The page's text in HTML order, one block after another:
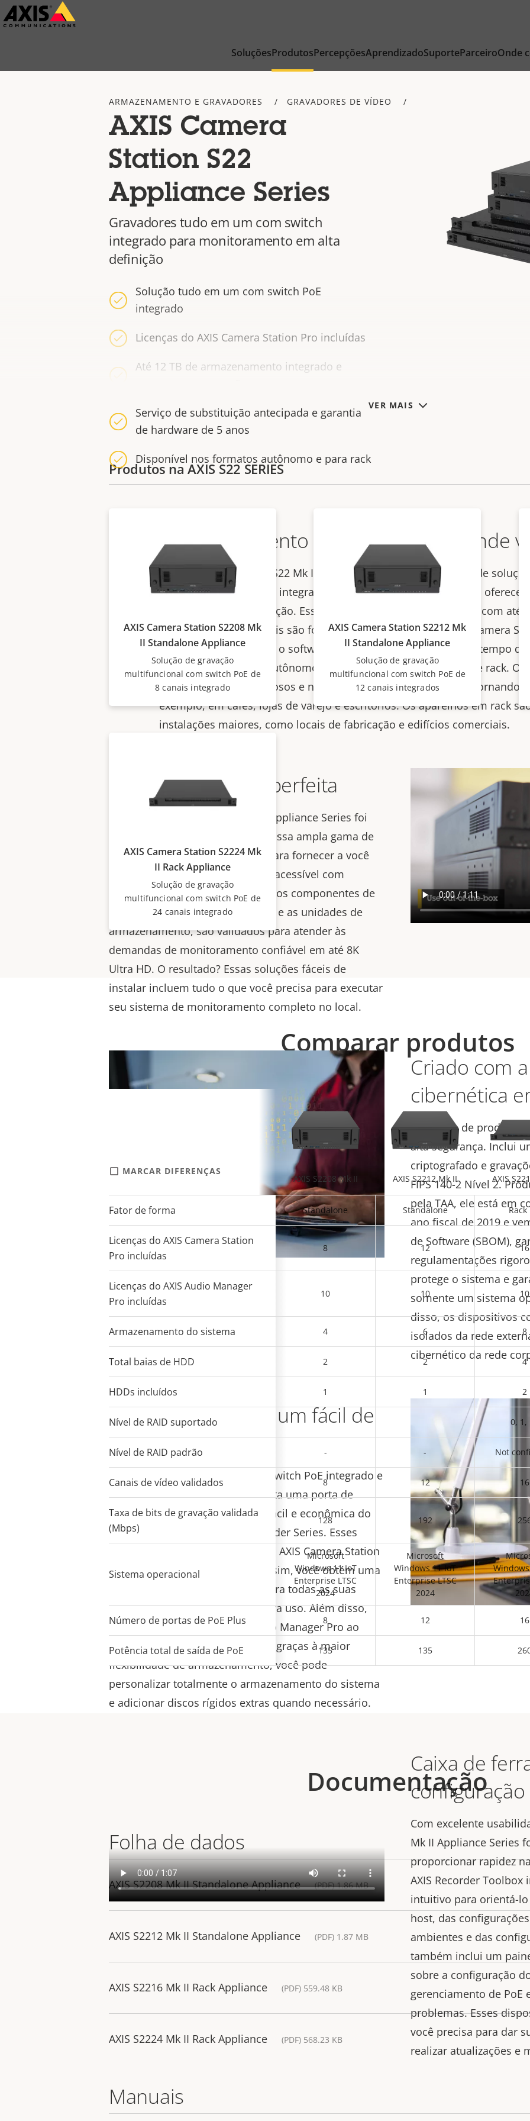
Pular
para
SoluçõesProdutosPercepçõesAprendizadoSuporteParceiroOnde
ARMAZENAMENTO E GRAVADORES GRAVADORES DE VÍDEO
VER MAIS
AXIS Camera
Station S22
Appliance Series
Gravadores tudo em um com switch
integrado para monitoramento em alta
definição
Solução tudo em um com switch PoE
integrado
Licenças do AXIS Camera Station Pro incluídas
Até 12 TB de armazenamento integrado e
Serviço de substituição antecipada e garantia
de hardware de 5 anos
Disponível nos formatos autônomo e para rack
Monitoramento de alta definição onde
A AXIS Camera Station S22 Mk II Appliance Series é uma família de
em um com switch PoE integrado gerenciável desenvolvido para oferecer
confiável em alta definição. Esses gravadores de fácil instalação com até
armazenamento flexíveis são fornecidos com licenças do AXIS Camera
configurados com todo o software necessário para minimizar o tempo de
inclui dois aparelhos autônomos compactos e dois aparelhos de rack. Os
autônomos são silenciosos e não perturbam a operação local, tornando-
exemplo, em cafés, lojas de varejo e escritórios. Os aparelhos em rack
instalações maiores, como locais de fabricação e edifícios comerciais.
Uma combinação perfeita
A AXIS Camera Station S22 Mk II Appliance Series foi
exaustivamente testada com a nossa ampla gama de
produtos com a qualidade Axis para fornecer a você
uma solução de ponta-a-ponta e acessível com
confiabilidade inigualável. Todos os componentes de
hardware, incluindo o switch PoE e as unidades de
armazenamento, são validados para atender às
demandas de monitoramento confiável em até 8K
Ultra HD. O resultado? Essas soluções fáceis de
instalar incluem tudo o que você precisa para executar
seu sistema de monitoramento completo no local.
Criado com
cibernética
Esta série de produtos
alta segurança. Inclui
criptografado e
FIPS 140-2 Nível 2.
pela TAA, ele está em
ano fiscal de 2019 e
de Software (SBOM),
regulamentações
protege o sistema e
somente um sistema
disso, os dispositivos
isolados da rede
cibernético da rede
Gravador tudo em um fácil de
instalar
AXIS S22 Mk II Series possui um switch PoE integrado e
gerenciado. Ele também apresenta uma porta de
uplink adicional para expansão fácil e econômica do
sistema usando o AXIS S30 Recorder Series. Esses
dispositivos vêm com licenças da AXIS Camera Station
Pro e software pré-carregado. Assim, você obtém uma
integração perfeita e confiável para todas as suas
câmeras de rede Axis prontas para uso. Além disso,
fornece 10 licenças do AXIS Audio Manager Pro ao
instalar o software no servidor. E graças à maior
flexibilidade de armazenamento, você pode
personalizar totalmente o armazenamento do sistema
e adicionar discos rígidos extras quando necessário.
Caixa de
Com excelente
Mk II Appliance Series
proporcionar rapidez
AXIS Recorder Toolbox
intuitivo para orientá-
host, das
ambientes e das
também inclui um
sobre a configuração
gerenciamento de PoE
problemas. Esses
você precisa para dar
realizar atualizações e
Produtos na AXIS S22 SERIES
AXIS Camera Station S2208 Mk
II Standalone Appliance
Solução de gravação
multifuncional com switch PoE de
8 canais integrado
AXIS Camera Station S2212 Mk
II Standalone Appliance
Solução de gravação
multifuncional com switch PoE de
12 canais integrados
AXIS Camera Station S2224 Mk
II Rack Appliance
Solução de gravação
multifuncional com switch PoE de
24 canais integrado
Comparar produtos
MARCAR DIFERENÇAS
AXIS S2208 Mk II AXIS S2212 Mk II AXIS
Fator de forma Standalone Standalone Rack
Licenças do AXIS Camera Station
Pro incluídas
8 12 16
Licenças do AXIS Audio Manager
Pro incluídas
10 10 10
Armazenamento do sistema 4 6 8
Total baias de HDD 2 2 4
HDDs incluídos 1 1 2
Nível de RAID suportado 0, 1,
Nível de RAID padrão - - Not
Canais de vídeo validados 8 12 16
Taxa de bits de gravação validada
(Mbps)
128 192
Sistema operacional
Microsoft
Windows 11 IoT
Enterprise LTSC
2024
Microsoft
Windows 11 IoT
Enterprise LTSC
2024
Número de portas de PoE Plus 8 12 16
Potência total de saída de PoE 135 135
Documentação
Folha de dados
AXIS S2208 Mk II Standalone Appliance (PDF) 1.86 MB
AXIS S2212 Mk II Standalone Appliance (PDF) 1.87 MB
AXIS S2216 Mk II Rack Appliance (PDF) 559.48 KB
AXIS S2224 Mk II Rack Appliance (PDF) 568.23 KB
Manuais